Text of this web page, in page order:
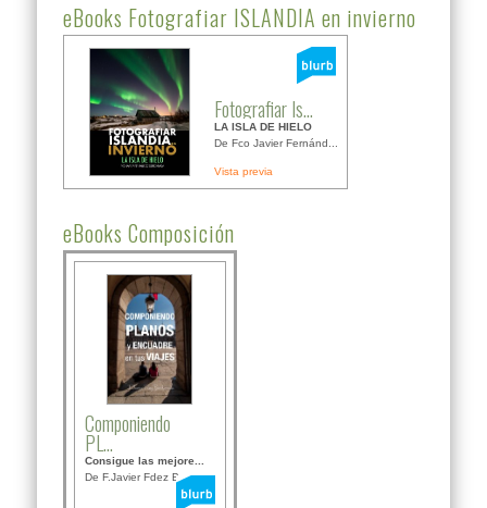
eBooks Fotografiar ISLANDIA en invierno
Fotografiar Is...
LA ISLA DE HIELO
De Fco Javier Fernánd...
Vista previa
eBooks Composición
Componiendo
PL...
Consigue las mejore...
De F.Javier Fdez Bor...